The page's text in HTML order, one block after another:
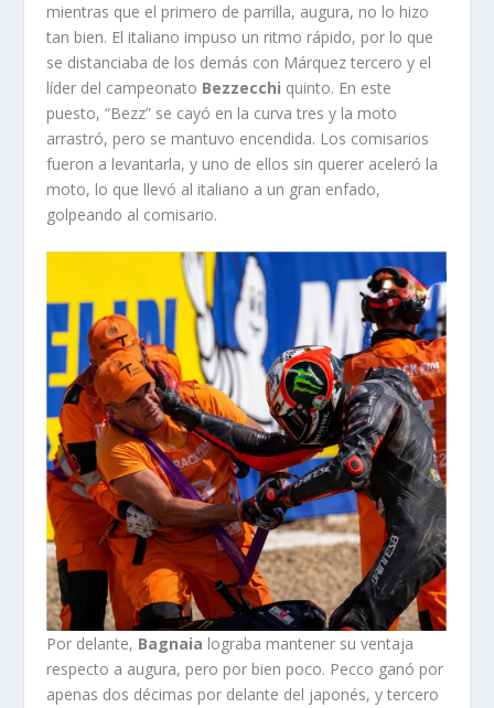
mientras que el primero de parrilla, augura, no lo hizo
tan bien. El italiano impuso un ritmo rápido, por lo que
se distanciaba de los demás con Márquez tercero y el
líder del campeonato Bezzecchi quinto. En este
puesto, “Bezz” se cayó en la curva tres y la moto
arrastró, pero se mantuvo encendida. Los comisarios
fueron a levantarla, y uno de ellos sin querer aceleró la
moto, lo que llevó al italiano a un gran enfado,
golpeando al comisario.
Por delante, Bagnaia lograba mantener su ventaja
respecto a augura, pero por bien poco. Pecco ganó por
apenas dos décimas por delante del japonés, y tercero